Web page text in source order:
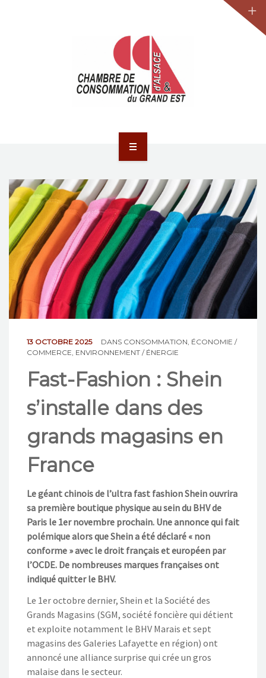
ACTUALITÉS
JURIDIQUE
LA CCA-GE
NOS ACTIONS
CONTACT
13 OCTOBRE 2025 DANS CONSOMMATION ÉCONOMIE /
COMMERCE ENVIRONNEMENT / ÉNERGIE
Fast-Fashion : Shein
s’installe dans des
grands magasins en
France
Le géant chinois de l’ultra fast fashion Shein ouvrira
sa première boutique physique au sein du BHV de
Paris le 1er novembre prochain. Une annonce qui fait
polémique alors que Shein a été déclaré « non
conforme » avec le droit français et européen par
l’OCDE. De nombreuses marques françaises ont
indiqué quitter le BHV.
Le 1er octobre dernier, Shein et la Société des
Grands Magasins (SGM, société foncière qui détient
et exploite notamment le BHV Marais et sept
magasins des Galeries Lafayette en région) ont
annoncé une alliance surprise qui crée un gros
malaise dans le secteur.